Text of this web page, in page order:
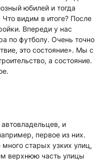
юбилей и тогда
видим в итоге? После
Впереди у нас
по футболу. Очень точно
это состояние». Мы с
а состояние.
и
первое из них.
старых узких улиц,
верхнюю часть улицы